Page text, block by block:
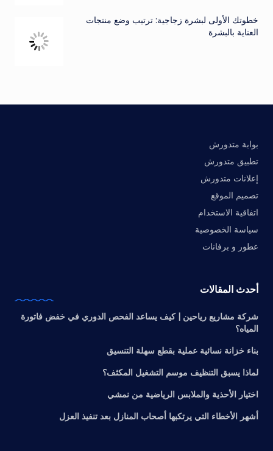
خطوتك الأولى لبشرة زجاجية: ترتيب وضع منتجات
العناية بالبشرة
بوابة متدورش
تطبيق متدورش
إعلانات متدورش
تصميم الموقع
اتفاقية الاستخدام
سياسة الخصوصية
عطور و برفانات
أحدث المقالات
شركة مشاريع رياحين | كيف يساعد الفحص الدوري في خفض فاتورة
المياه؟
بناء خزانة نسائية عملية بقطع سهلة التنسيق
لماذا يسبق التنظيف موسم التشغيل المكثف؟
اختيار الأحذية والملابس الرياضية من نمشي
أشهر الأخطاء التي يرتكبها أصحاب المنازل بعد تنفيذ العزل